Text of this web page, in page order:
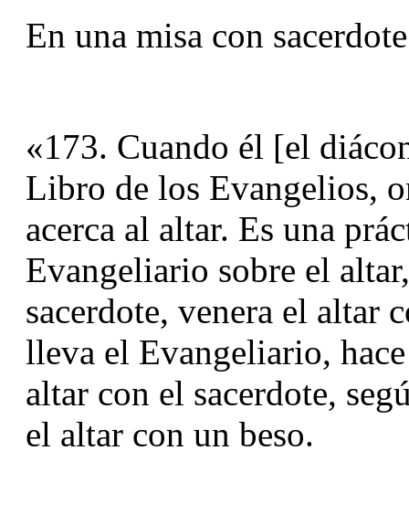
En una misa con
«173. Cuando él [el
Libro de los Evangelios,
acerca al altar. Es una
Evangeliario sobre el
sacerdote, venera el altar
lleva el Evangeliario,
altar con el sacerdote,
el altar con un beso.